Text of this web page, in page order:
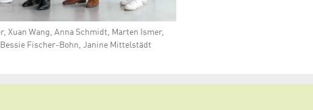
Xuan Wang, Anna Schmidt, Marten Ismer,
Fischer-Bohn, Janine Mittelstädt